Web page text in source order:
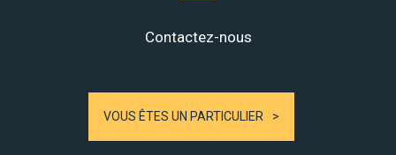
Contactez-nous
VOUS ÊTES UN PARTICULIER